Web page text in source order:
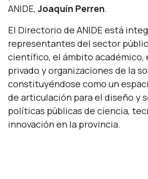
ANIDE,Joaquín Perren.
El Directorio de ANIDE está
representantes del sector
científico, el ámbito académico,
privado y organizaciones de la
constituyéndose como un
de articulación para el diseño y
políticas públicas de ciencia,
innovación en la provincia.